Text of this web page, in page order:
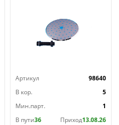
Артикул
98640
В кор.
5
Мин.парт.
1
В пути36 Приход13.08.26